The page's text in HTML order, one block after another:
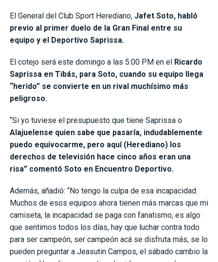
El General del Club Sport Herediano, Jafet Soto, habló
previo al primer duelo de la Gran Final entre su
equipo y el Deportivo Saprissa.
El cotejo será este domingo a las 5:00 PM en el Ricardo
Saprissa en Tibás, para Soto, cuando su equipo llega
“herido” se convierte en un rival muchísimo más
peligroso.
“Si yo tuviese el presupuesto que tiene Saprissa o
Alajuelense quien sabe que pasaría, indudablemente
puedo equivocarme, pero aquí (Herediano) los
derechos de televisión hace cinco años eran una
risa” comentó Soto en Encuentro Deportivo.
Además, añadió: “No tengo la culpa de esa incapacidad.
Muchos de esos equipos ahora tienen más marcas que mi
camiseta, la incapacidad se paga con fanatismo, es algo
que sentimos todos los días, hay que luchar contra todo
para ser campeón, ser campeón acá se disfruta más, se lo
pueden preguntar a Jeasutin Campos, el sábado cambio la